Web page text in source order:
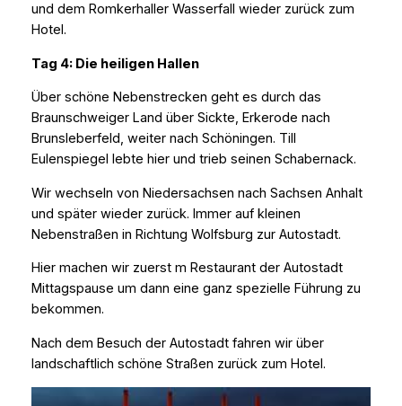
und dem Romkerhaller Wasserfall wieder zurück zum
Hotel.
Tag 4: Die heiligen Hallen
Über schöne Nebenstrecken geht es durch das
Braunschweiger Land über Sickte, Erkerode nach
Brunsleberfeld, weiter nach Schöningen. Till
Eulenspiegel lebte hier und trieb seinen Schabernack.
Wir wechseln von Niedersachsen nach Sachsen Anhalt
und später wieder zurück. Immer auf kleinen
Nebenstraßen in Richtung Wolfsburg zur Autostadt.
Hier machen wir zuerst m Restaurant der Autostadt
Mittagspause um dann eine ganz spezielle Führung zu
bekommen.
Nach dem Besuch der Autostadt fahren wir über
landschaftlich schöne Straßen zurück zum Hotel.